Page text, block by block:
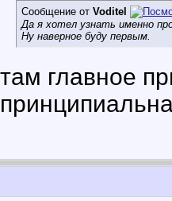
Сообщение от Voditel
Да я хотел узнать именно
Ну наверное буду первым.
там главное